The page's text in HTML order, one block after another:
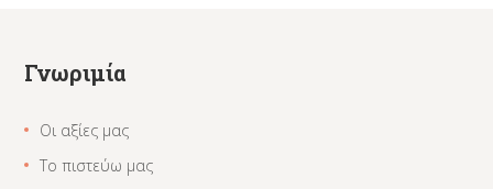
Γνωριμία
Οι αξίες μας
Το πιστεύω μας